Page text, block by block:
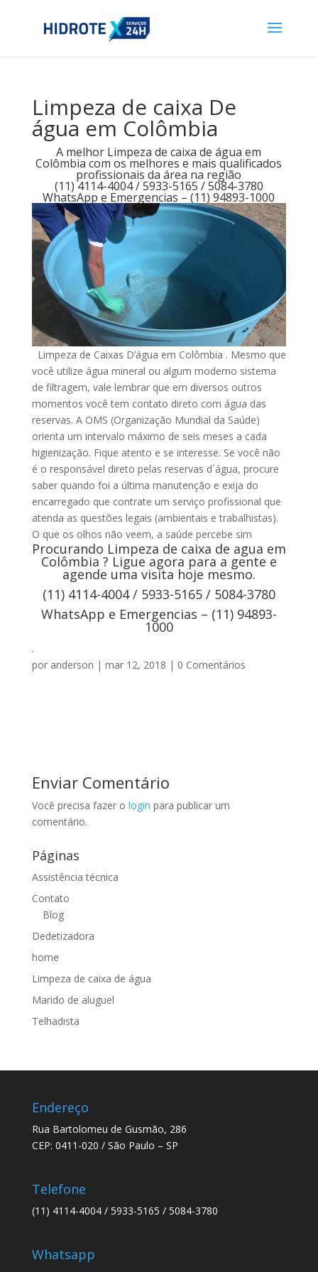
Limpeza de caixa De
água em Colômbia
A melhor Limpeza de caixa de água em
Colômbia com os melhores e mais qualificados
profissionais da área na região
(11) 4114-4004 / 5933-5165 / 5084-3780
WhatsApp e Emergencias – (11) 94893-1000
Limpeza de Caixas D’água em Colômbia . Mesmo que
você utilize água mineral ou algum moderno sistema
de filtragem, vale lembrar que em diversos outros
momentos você tem contato direto com água das
reservas. A OMS (Organização Mundial da Saúde)
orienta um intervalo máximo de seis meses a cada
higienização. Fique atento e se interesse. Se você não
é o responsável direto pelas reservas d´água, procure
saber quando foi a última manutenção e exija do
encarregado que contrate um serviço profissional que
atenda as questões legais (ambientais e trabalhistas).
O que os olhos não veem, a saúde percebe sim
Procurando Limpeza de caixa de agua em
Colômbia ? Ligue agora para a gente e
agende uma visita hoje mesmo.
(11) 4114-4004 / 5933-5165 / 5084-3780
WhatsApp e Emergencias – (11) 94893-
1000
.
por anderson | mar 12, 2018 | 0 Comentários
Enviar Comentário
Você precisa fazer o login para publicar um
comentário.
Páginas
Assistência técnica
Contato
Blog
Dedetizadora
home
Limpeza de caixa de água
Marido de aluguel
Telhadista
Endereço
Rua Bartolomeu de Gusmão, 286
CEP: 0411-020 / São Paulo – SP
Telefone
(11) 4114-4004 / 5933-5165 / 5084-3780
Whatsapp